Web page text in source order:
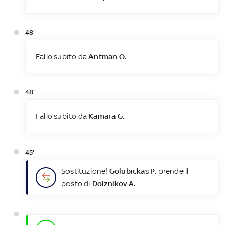
48'
Fallo subito daAntman O.
48'
Fallo subito da Kamara G.
45'
Sostituzione! Golubickas P. prende il
posto di Dolznikov A.